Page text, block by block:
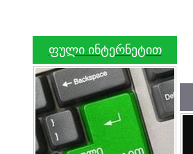
ფული ინტერნეტით